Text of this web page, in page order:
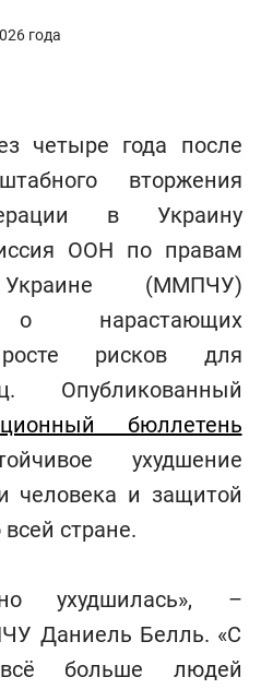
года
четыре года после
вторжения
в Украину
ООН по правам
(ММПЧУ)
о нарастающих
рисков для
Опубликованный
бюллетень
ухудшение
человека и защитой
стране.
ухудшилась», –
Даниель Белль. «С
больше людей